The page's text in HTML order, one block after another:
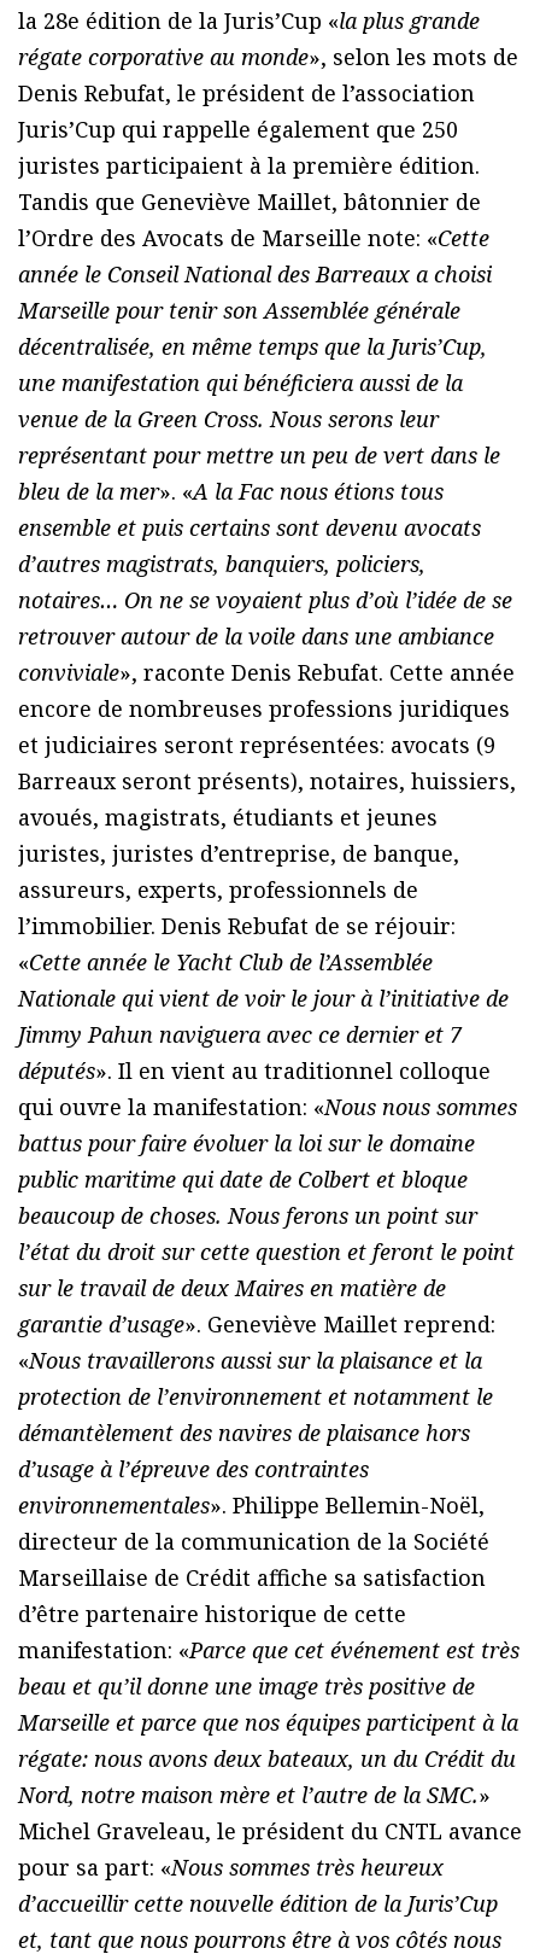
la 28e édition de la Juris’Cup «la plus grande
régate corporative au monde», selon les mots de
Denis Rebufat, le président de l’association
Juris’Cup qui rappelle également que 250
juristes participaient à la première édition.
Tandis que Geneviève Maillet, bâtonnier de
l’Ordre des Avocats de Marseille note: «Cette
année le Conseil National des Barreaux a choisi
Marseille pour tenir son Assemblée générale
décentralisée, en même temps que la Juris’Cup,
une manifestation qui bénéficiera aussi de la
venue de la Green Cross. Nous serons leur
représentant pour mettre un peu de vert dans le
bleu de la mer». «A la Fac nous étions tous
ensemble et puis certains sont devenu avocats
d’autres magistrats, banquiers, policiers,
notaires… On ne se voyaient plus d’où l’idée de se
retrouver autour de la voile dans une ambiance
conviviale», raconte Denis Rebufat. Cette année
encore de nombreuses professions juridiques
et judiciaires seront représentées: avocats (9
Barreaux seront présents), notaires, huissiers,
avoués, magistrats, étudiants et jeunes
juristes, juristes d’entreprise, de banque,
assureurs, experts, professionnels de
l’immobilier. Denis Rebufat de se réjouir:
«Cette année le Yacht Club de l’Assemblée
Nationale qui vient de voir le jour à l’initiative de
Jimmy Pahun naviguera avec ce dernier et 7
députés». Il en vient au traditionnel colloque
qui ouvre la manifestation: «Nous nous sommes
battus pour faire évoluer la loi sur le domaine
public maritime qui date de Colbert et bloque
beaucoup de choses. Nous ferons un point sur
l’état du droit sur cette question et feront le point
sur le travail de deux Maires en matière de
garantie d’usage». Geneviève Maillet reprend:
«Nous travaillerons aussi sur la plaisance et la
protection de l’environnement et notamment le
démantèlement des navires de plaisance hors
d’usage à l’épreuve des contraintes
environnementales». Philippe Bellemin-Noël,
directeur de la communication de la Société
Marseillaise de Crédit affiche sa satisfaction
d’être partenaire historique de cette
manifestation: «Parce que cet événement est très
beau et qu’il donne une image très positive de
Marseille et parce que nos équipes participent à la
régate: nous avons deux bateaux, un du Crédit du
Nord, notre maison mère et l’autre de la SMC.»
Michel Graveleau, le président du CNTL avance
pour sa part: «Nous sommes très heureux
d’accueillir cette nouvelle édition de la Juris’Cup
et, tant que nous pourrons être à vos côtés nous